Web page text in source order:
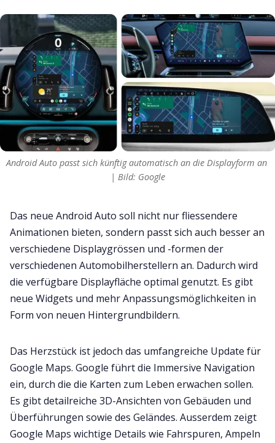
Android Auto passt sich künftig automatisch an die Displayform an
| Bild: Google
Das neue Android Auto soll nicht nur fliessendere
Animationen bieten, sondern passt sich auch besser an
verschiedene Displaygrössen und -formen der
verschiedenen Automobilherstellern an. Dadurch wird
die verfügbare Displayfläche optimal genutzt. Es gibt
neue Widgets und mehr Anpassungsmöglichkeiten in
Form von neuen Hintergrundbildern.
Das Herzstück ist jedoch das umfangreiche Update für
Google Maps. Google führt die Immersive Navigation
ein, durch die die Karten zum Leben erwachen sollen.
Es gibt detailreiche 3D-Ansichten von Gebäuden und
Überführungen sowie des Geländes. Ausserdem zeigt
Google Maps wichtige Details wie Fahrspuren, Ampeln